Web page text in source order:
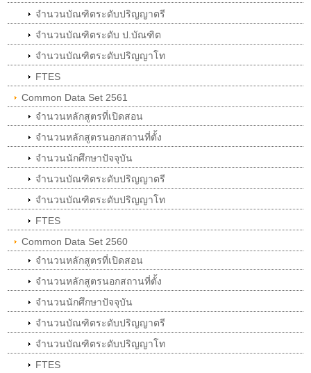
จำนวนบัณฑิตระดับปริญญาตรี
จำนวนบัณฑิตระดับ ป.บัณฑิต
จำนวนบัณฑิตระดับปริญญาโท
FTES
Common Data Set 2561
จำนวนหลักสูตรที่เปิดสอน
จำนวนหลักสูตรนอกสถานที่ตั้ง
จำนวนนักศึกษาปัจจุบัน
จำนวนบัณฑิตระดับปริญญาตรี
จำนวนบัณฑิตระดับปริญญาโท
FTES
Common Data Set 2560
จำนวนหลักสูตรที่เปิดสอน
จำนวนหลักสูตรนอกสถานที่ตั้ง
จำนวนนักศึกษาปัจจุบัน
จำนวนบัณฑิตระดับปริญญาตรี
จำนวนบัณฑิตระดับปริญญาโท
FTES